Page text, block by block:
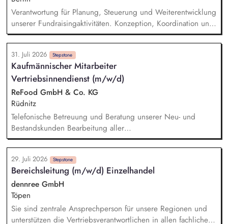
Conversion-Funnels.
Verantwortung für Planung, Steuerung und Weiterentwicklung
unserer Fundraisingaktivitäten. Konzeption, Koordination und
Umsetzung zentraler Fundraisingkampagnen (z. B. Frühjahr,
Jahresende, Aktionen). Aufbau, Pflege und strategische
Weiterentwicklung der Spender:innen‑ und
Großspender:innen‑Beziehungen. Drittmittelmanagement:
Antragstellung, Berichte, Mittelabrufe und Fristenkontrolle.
Budget‑ und Liquiditätsplanung sowie laufendes
Finanzmonitoring.
31. Juli 2026 Stepstone
Kaufmännischer Mitarbeiter
Vertriebsinnendienst (m/w/d)
ReFood GmbH & Co. KG
Rüdnitz
Telefonische Betreuung und Beratung unserer Neu- und
Bestandskunden Bearbeitung aller
kaufmännischen/administrativen Themen im Tagesgeschäft
Unterstützung der Kollegen im Außendienst bei der Pflege
und Qualifizierung der Kundendaten sowie bei der Termin-
und Angebotsverfolgung Erstellung und Prüfung der
monatlichen Provisionsabrechnungen Bearbeitung der
Tagesberichte unserer Außendienstmitarbeiter Pflege der
Kundenanlage & Stammdatenverwaltung Bearbeitung von
Reklamationen und Erarbeitung von Lösungen für
29. Juli 2026 Stepstone
Bereichsleitung (m/w/d) Einzelhandel
dennree GmbH
Töpen
Sie sind zentrale Ansprechperson für unsere Regionen und
unterstützen die Vertriebsverantwortlichen in allen fachlichen